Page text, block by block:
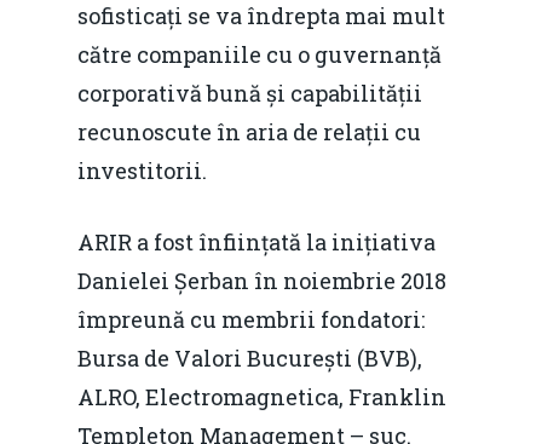
sofisticați se va îndrepta mai mult
către companiile cu o guvernanță
corporativă bună și capabilității
recunoscute în aria de relații cu
investitorii.
ARIR a fost înființată la inițiativa
Danielei Șerban în noiembrie 2018
împreună cu membrii fondatori:
Bursa de Valori București (BVB),
ALRO, Electromagnetica, Franklin
Templeton Management – suc.